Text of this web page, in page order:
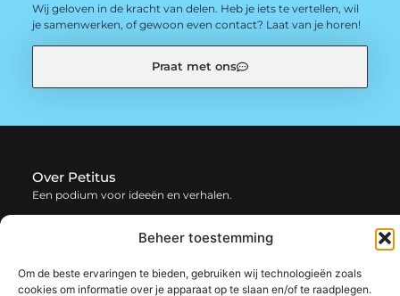
Beheer toestemming
Om de beste ervaringen te bieden, gebruiken wij technologieën zoals
cookies om informatie over je apparaat op te slaan en/of te raadplegen.
Wij geloven in de kracht van delen. Heb je iets te vertellen, wil
je samenwerken, of gewoon even contact? Laat van je horen!
Praat met ons
Over Petitus
Een podium voor ideeën en verhalen.
creativiteit en inzichten uit het dagelijks leven. Laat je